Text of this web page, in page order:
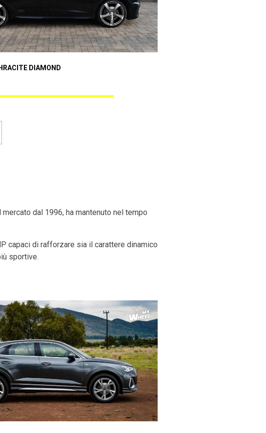
DIAMOND
dal 1996, ha mantenuto nel tempo
capaci di rafforzare sia il carattere dinamico
sportive.